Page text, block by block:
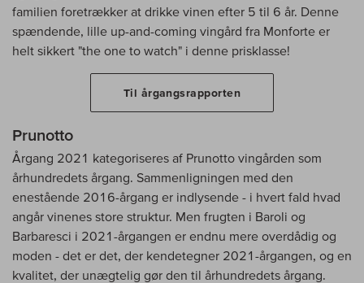
familien foretrækker at drikke vinen efter 5 til 6 år. Denne
spændende, lille up-and-coming vingård fra Monforte er
helt sikkert "the one to watch" i denne prisklasse!
Til årgangsrapporten
Prunotto
Årgang 2021 kategoriseres af Prunotto vingården som
århundredets årgang. Sammenligningen med den
enestående 2016-årgang er indlysende - i hvert fald hvad
angår vinenes store struktur. Men frugten i Baroli og
Barbaresci i 2021-årgangen er endnu mere overdådig og
moden - det er det, der kendetegner 2021-årgangen, og en
kvalitet, der unægtelig gør den til århundredets årgang.